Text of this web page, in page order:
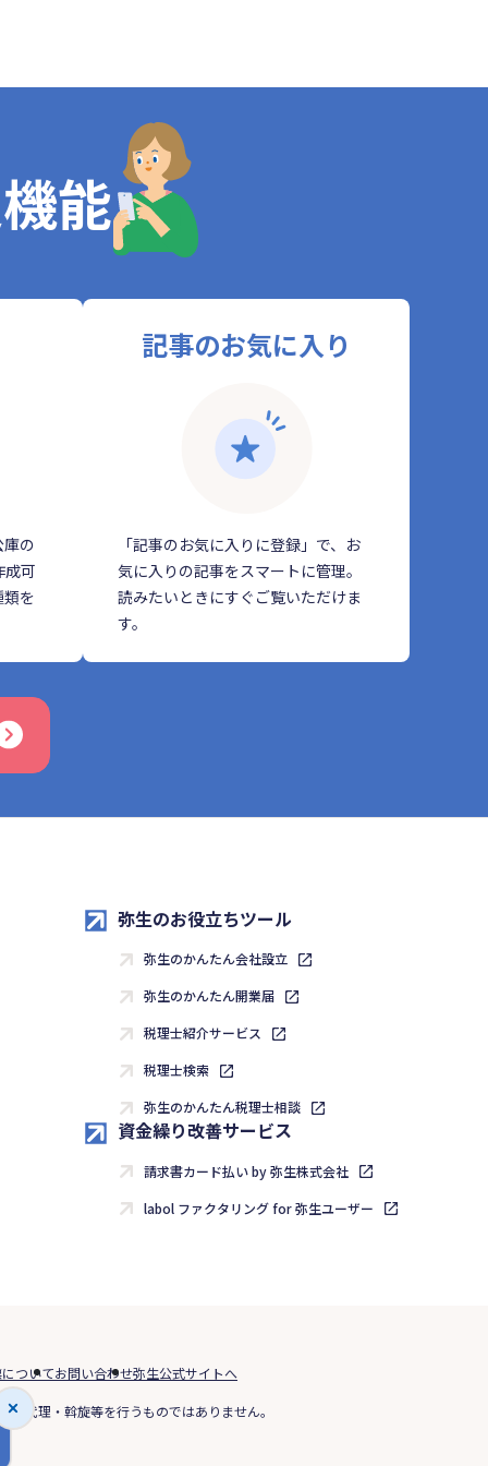
能
の
成可
を
記事のお気に入り
「記事のお気に入りに登録」で、お
気に入りの記事をスマートに管理。
読みたいときにすぐご覧いただけま
す。
弥生のお役立ちツール
弥生のかんたん会社設立
弥生のかんたん開業届
税理士紹介サービス
税理士検索
弥生のかんたん税理士相談
資金繰り改善サービス
請求書カード払い by 弥生株式会社
labol ファクタリング for 弥生ユーザー
ついてお問い合わせ弥生公式サイトへ
代理・斡旋等を行うものではありません。